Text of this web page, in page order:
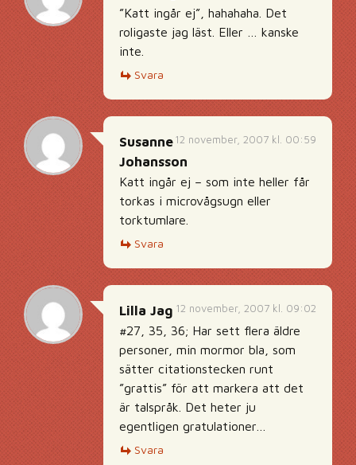
”Katt ingår ej”, hahahaha. Det
roligaste jag läst. Eller … kanske
inte.
Svara
12 november, 2007 kl. 00:59
Susanne
Johansson
Katt ingår ej – som inte heller får
torkas i microvågsugn eller
torktumlare.
Svara
12 november, 2007 kl. 09:02
Lilla Jag
#27, 35, 36; Har sett flera äldre
personer, min mormor bla, som
sätter citationstecken runt
”grattis” för att markera att det
är talspråk. Det heter ju
egentligen gratulationer…
Svara